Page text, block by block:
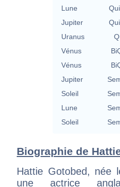
Lune
Jupiter
Uranus
Vénus
Vénus
Jupiter
Soleil
Lune
Soleil
Biographie de
Hattie Gotobed, née
une actrice